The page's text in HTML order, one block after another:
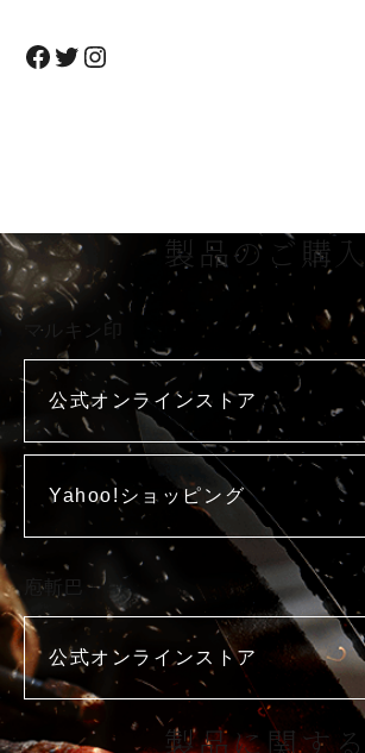
Facebook Twitter Instagram
製品のご購入
マルキン印
公式オンラインストア
Yahoo!ショッピング
庖斬巴
公式オンラインストア
製品に関する